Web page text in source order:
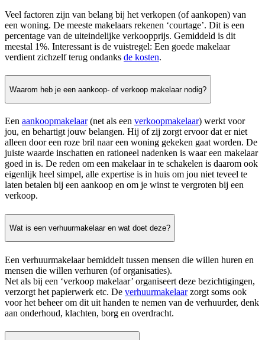
Veel factoren zijn van belang bij het verkopen (of aankopen) van
een woning. De meeste makelaars rekenen ‘courtage’. Dit is een
percentage van de uiteindelijke verkoopprijs. Gemiddeld is dit
meestal 1%. Interessant is de vuistregel: Een goede makelaar
verdient zichzelf terug ondanks de kosten.
Waarom heb je een aankoop- of verkoop makelaar nodig?
Een aankoopmakelaar(net als een verkoopmakelaar) werkt voor
jou, en behartigt jouw belangen. Hij of zij zorgt ervoor dat er niet
alleen door een roze bril naar een woning gekeken gaat worden. De
juiste waarde inschatten en rationeel nadenken is waar een makelaar
goed in is. De reden om een makelaar in te schakelen is daarom ook
eigenlijk heel simpel, alle expertise is in huis om jou niet teveel te
laten betalen bij een aankoop en om je winst te vergroten bij een
verkoop.
Wat is een verhuurmakelaar en wat doet deze?
Een verhuurmakelaar bemiddelt tussen mensen die willen huren en
mensen die willen verhuren (of organisaties).
Net als bij een ‘verkoop makelaar’ organiseert deze bezichtigingen,
verzorgt het papierwerk etc. De verhuurmakelaarzorgt soms ook
voor het beheer om dit uit handen te nemen van de verhuurder, denk
aan onderhoud, klachten, borg en overdracht.